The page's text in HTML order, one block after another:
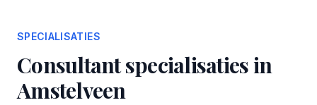
SPECIALISATIES
Consultant specialisaties in
Amstelveen